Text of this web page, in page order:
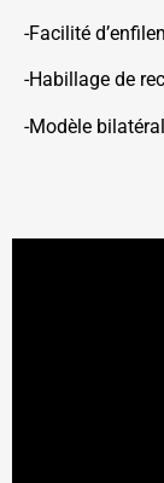
-Facilité
-Habillage de
-Modèle